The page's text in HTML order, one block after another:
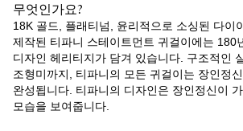
무엇인가요?
18K 골드, 플래티넘, 윤리적으로 소싱된 다이
제작된 티파니 스테이트먼트 귀걸이에는 180
디자인 헤리티지가 담겨 있습니다. 구조적인
조형미까지, 티파니의 모든 귀걸이는 장인정
완성됩니다. 티파니의 디자인은 장인정신이
모습을 보여줍니다.